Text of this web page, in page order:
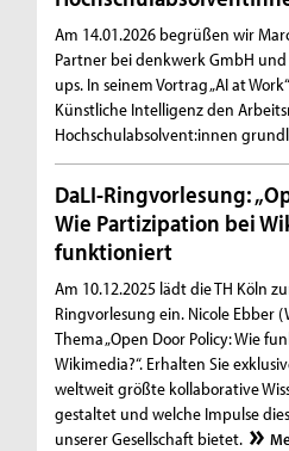
Am 14.01.2026 begrüßen wir
Partner bei denkwerk GmbH
ups. In seinem Vortrag „AI at
Künstliche Intelligenz den
Hochschulabsolvent:innen
DaLI-Ringvorlesung:
Wie Partizipation bei
funktioniert
Am 10.12.2025 lädt die TH Köln
Ringvorlesung ein. Nicole Ebber
Thema „Open Door Policy: Wie
Wikimedia?“. Erhalten Sie
weltweit größte kollaborative
gestaltet und welche Impulse
unserer Gesellschaft bietet.